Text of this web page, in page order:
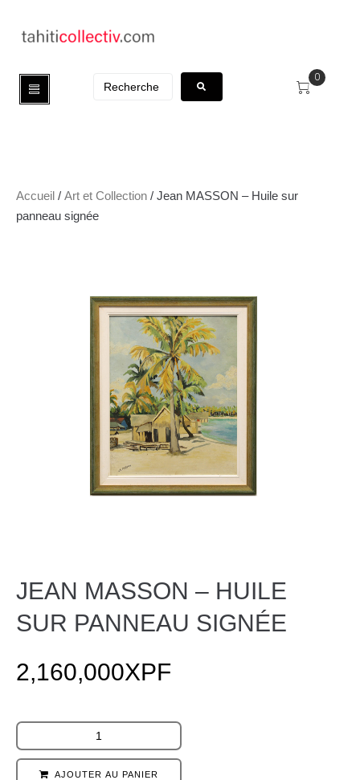
0
Accueil / Art et Collection / Jean MASSON – Huile sur
panneau signée
JEAN MASSON – HUILE
SUR PANNEAU SIGNÉE
2,160,000XPF
AJOUTER AU PANIER